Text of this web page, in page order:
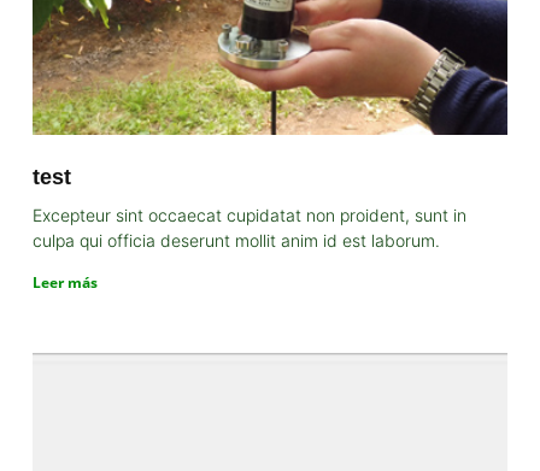
test
Excepteur sint occaecat cupidatat non proident, sunt in
culpa qui officia deserunt mollit anim id est laborum.
Leer más